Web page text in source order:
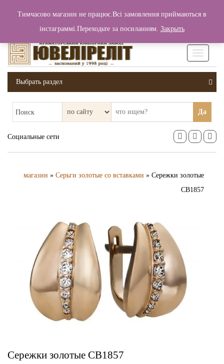
Вход / Регистрация 0 грн.
Выбрать раздел
Поиск Да
Социальные сети
магазин » Серьги золотые со вставками » Сережки золотые
СВ1857
Сережки золотые СВ1857
Тимчасово магазин не працює.Всі замовлення приймаються в
інстаграммі.Переходьте за посиланням. Закрыть